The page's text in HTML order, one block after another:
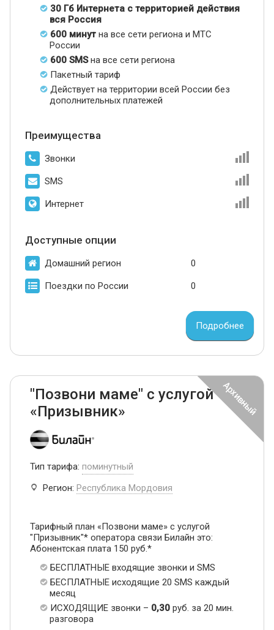
30 Гб Интернета с территорией действия
вся Россия
600 минут на все сети региона и МТС
России
600 SMSна все сети региона
Пакетный тариф
Действует на территории всей России без
дополнительных платежей
Преимущества
Звонки
SMS
Интернет
Доступные опции
Домашний регион 0
Поездки по России 0
Подробнее
"Позвони маме" с услугой
«Призывник»
Тип тарифа: поминутный
Регион: Республика Мордовия
Тарифный план «Позвони маме» с услугой
"Призывник"* оператора связи Билайн это:
Абонентская плата 150 руб.*
БЕСПЛАТНЫЕ входящие звонки и SMS
БЕСПЛАТНЫЕ исходящие 20 SMS каждый
месяц
ИСХОДЯЩИЕ звонки – 0,30 руб. за 20 мин.
разговора